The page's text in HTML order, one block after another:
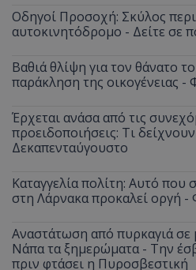
Οδηγοί Προσοχή: Σκύλος
αυτοκινητόδρομο - Δείτε σε
Βαθιά θλίψη για τον θάνατο
παράκληση της οικογένειας -
Έρχεται ανάσα από τις
προειδοποιήσεις: Τι
Δεκαπενταύγουστο
Καταγγελία πολίτη: Αυτό που
στη Λάρνακα προκαλεί οργή
Αναστάτωση από πυρκαγιά σε
Νάπα τα ξημερώματα - Την
πριν φτάσει η Πυροσβεστική